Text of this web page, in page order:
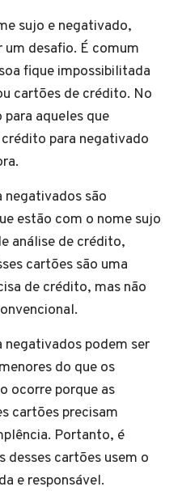
sujo e negativado,
desafio. É comum
fique impossibilitada
cartões de crédito. No
aqueles que
para negativado
negativados são
estão com o nome sujo
análise de crédito,
cartões são uma
de crédito, mas não
podem ser
do que os
ocorre porque as
cartões precisam
Portanto, é
desses cartões usem o
e responsável.